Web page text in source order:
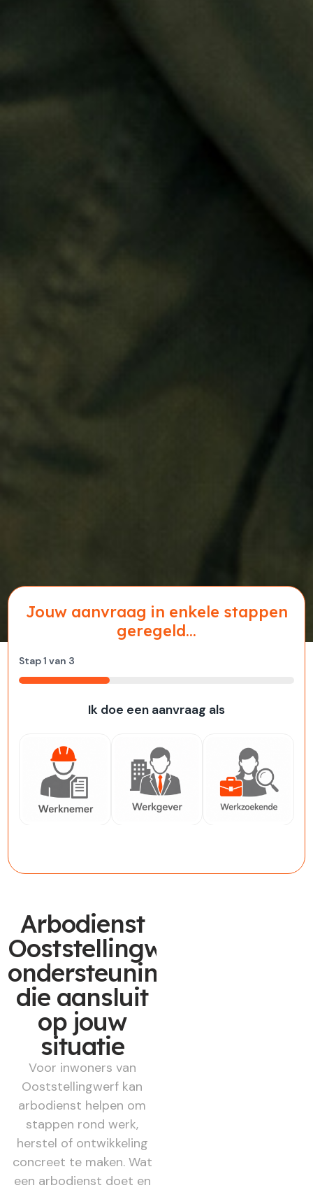
Jouw aanvraag in enkele stappen
geregeld...
Stap1 van 3
33%
Ik doe een aanvraag als
Arbodienst
Ooststellingwerf:
ondersteuning
die aansluit
op jouw
situatie
Voor inwoners van
Ooststellingwerf kan
arbodienst helpen om
stappen rond werk,
herstel of ontwikkeling
concreet te maken. Wat
een arbodienst doet en